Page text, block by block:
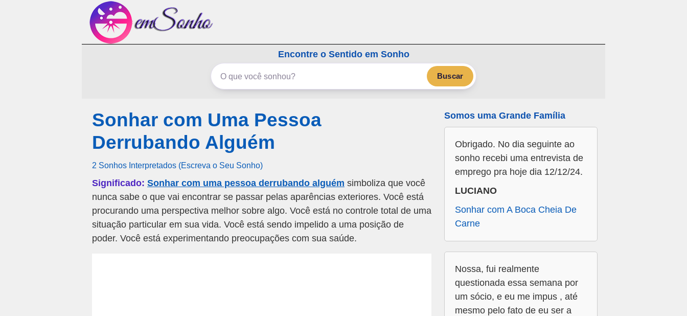
Encontre o Sentido em Sonho
Buscar
Sonhar com Uma Pessoa
Derrubando Alguém
2 Sonhos Interpretados (Escreva o Seu Sonho)
Significado: Sonhar com uma pessoa derrubando alguém simboliza que você
nunca sabe o que vai encontrar se passar pelas aparências exteriores. Você está
procurando uma perspectiva melhor sobre algo. Você está no controle total de uma
situação particular em sua vida. Você está sendo impelido a uma posição de
poder. Você está experimentando preocupações com sua saúde.
Somos uma Grande Família
Obrigado. No dia seguinte ao
sonho recebi uma entrevista de
emprego pra hoje dia 12/12/24.
LUCIANO
Sonhar com A Boca Cheia De
Carne
Nossa, fui realmente
questionada essa semana por
um sócio, e eu me impus , até
mesmo pelo fato de eu ser a